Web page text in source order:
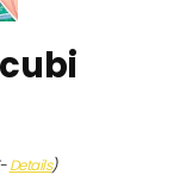
Details)